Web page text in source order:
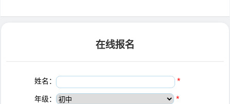
在线报名
姓名： *
年级： *